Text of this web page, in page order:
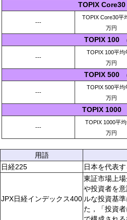
TOPIX Core30
---
TOPIX Core30平
万円
TOPIX 100
---
TOPIX 100平均
万円
TOPIX 500
---
TOPIX 500平均
万円
TOPIX 1000
---
TOPIX 1000平
万円
用語
日経225
日本を代表
JPX日経インデックス400
東証市場上
や投資者を
ルな投資基
た，「投資